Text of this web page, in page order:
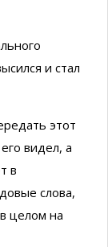
и стал
этот
видел, а
в
слова,
целом на